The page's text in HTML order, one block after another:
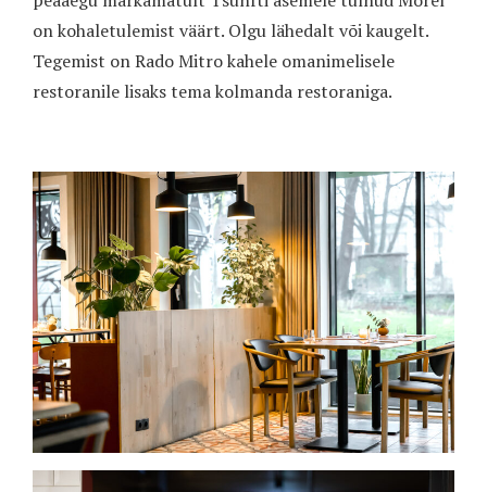
on kohaletulemist väärt. Olgu lähedalt või kaugelt.
Tegemist on Rado Mitro kahele omanimelisele
restoranile lisaks tema kolmanda restoraniga.